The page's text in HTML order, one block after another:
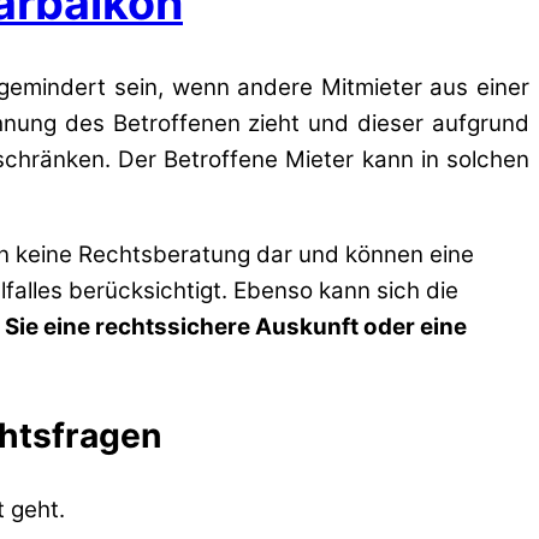
sein, wenn andere Mitmieter aus einer
des Betroffenen zieht und dieser aufgrund
Der Betroffene Mieter kann in solchen
Rechtsberatung dar und können eine
berücksichtigt. Ebenso kann sich die
eine rechtssichere Auskunft oder eine
geht.